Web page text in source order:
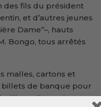
des fils du président
et d’autres jeunes
Dame’’–, hauts
Bongo, tous arrêtés
malles, cartons et
billets de banque pour
d’euros).